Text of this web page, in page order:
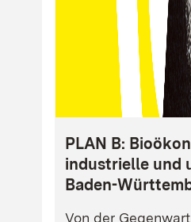
PLAN B:
industrielle und
Baden-
Von der